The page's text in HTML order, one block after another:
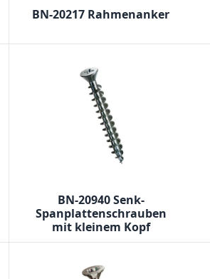
BN-20217 Rahmenanker
BN-20940 Senk-
Spanplattenschrauben
mit kleinem Kopf